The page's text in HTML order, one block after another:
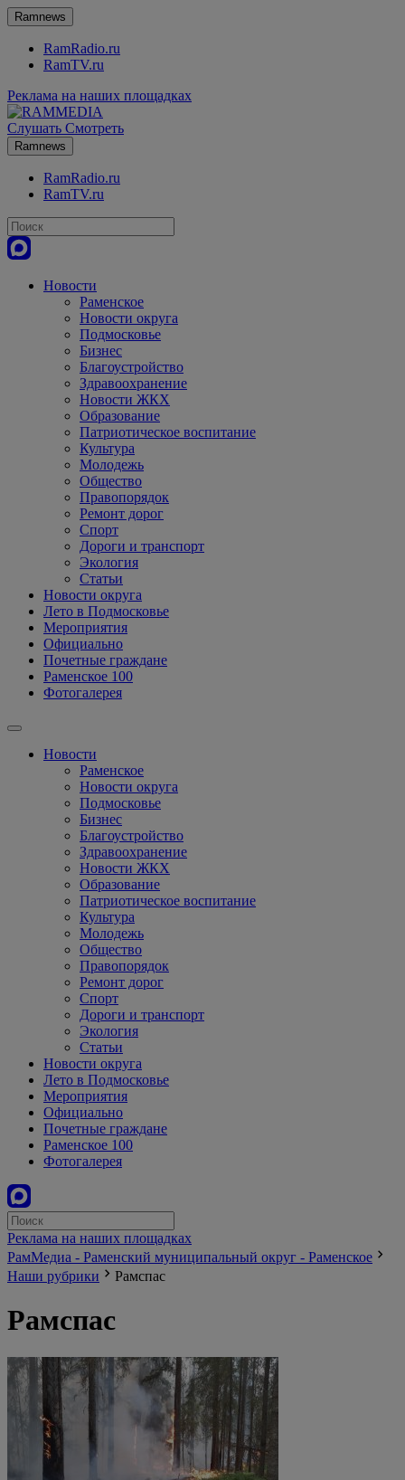
Ramnews
RamRadio.ru
RamTV.ru
Реклама на наших площадках
Слушать Смотреть
Ramnews
RamRadio.ru
RamTV.ru
Новости
Раменское
Новости округа
Подмосковье
Бизнес
Благоустройство
Здравоохранение
Новости ЖКХ
Образование
Патриотическое воспитание
Культура
Молодежь
Общество
Правопорядок
Ремонт дорог
Спорт
Дороги и транспорт
Экология
Статьи
Новости округа
Лето в Подмосковье
Мероприятия
Официально
Почетные граждане
Раменское 100
Фотогалерея
Новости
Раменское
Новости округа
Подмосковье
Бизнес
Благоустройство
Здравоохранение
Новости ЖКХ
Образование
Патриотическое воспитание
Культура
Молодежь
Общество
Правопорядок
Ремонт дорог
Спорт
Дороги и транспорт
Экология
Статьи
Новости округа
Лето в Подмосковье
Мероприятия
Официально
Почетные граждане
Раменское 100
Фотогалерея
Реклама на наших площадках
РамМедиа - Раменский муниципальный округ - Раменское
Наши рубрики
Рамспас
Рамспас